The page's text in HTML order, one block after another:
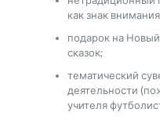
как знак
подарок на
сказок;
тематический
деятельности
учителя